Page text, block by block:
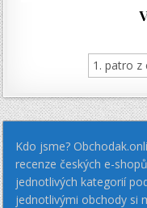
1. patro z
Kdo jsme?
recenze českých e-
jednotlivých kategorií
jednotlivými obchody si